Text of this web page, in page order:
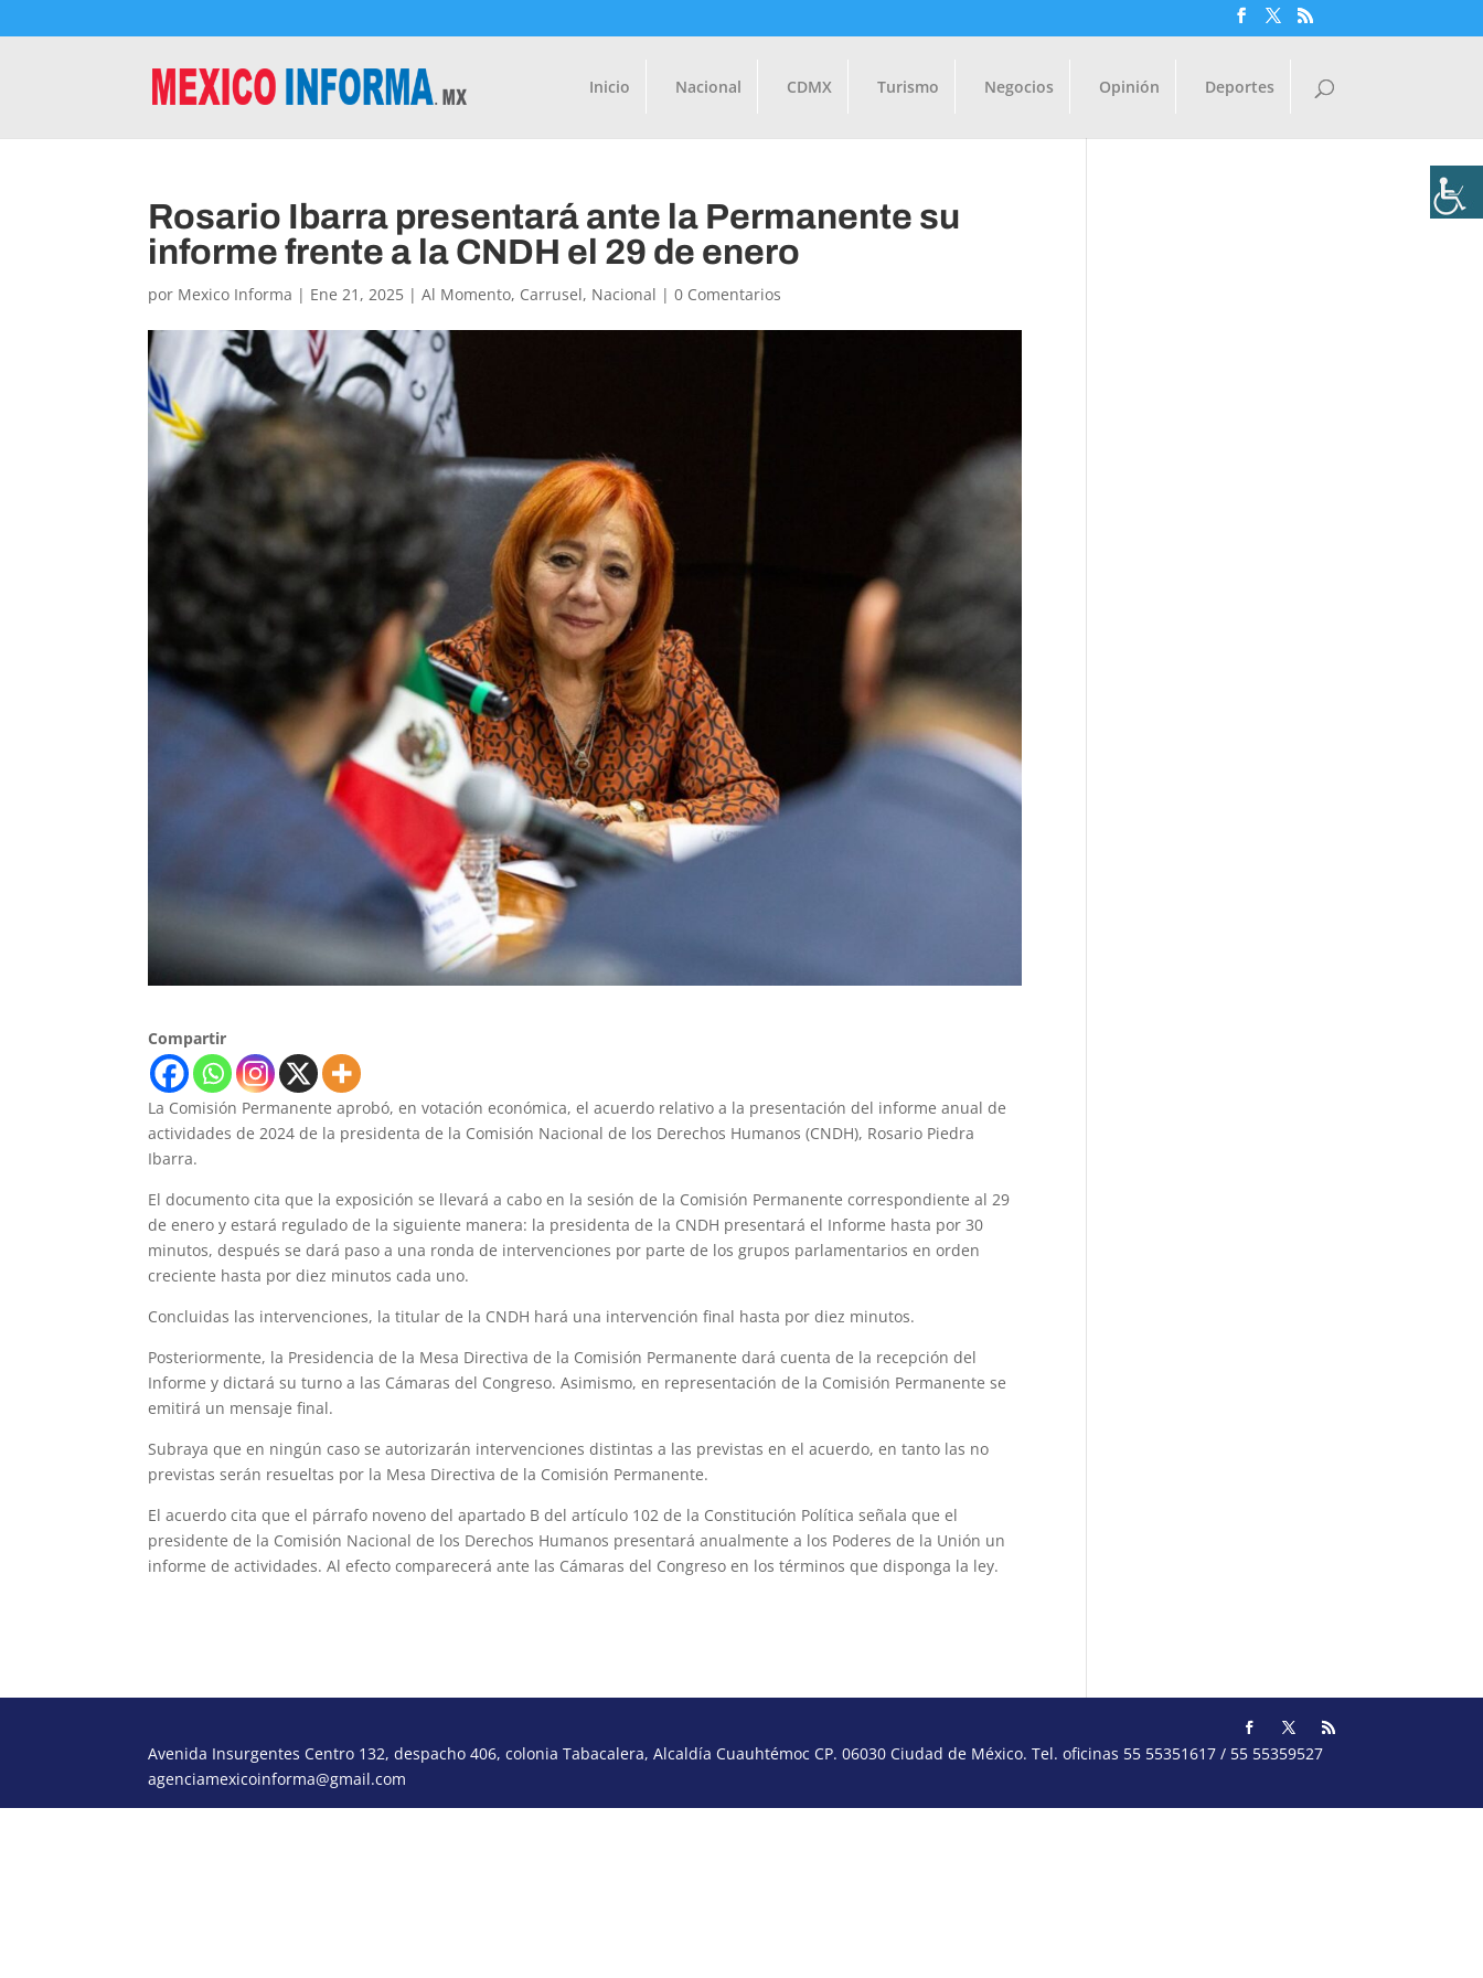
Inicio Nacional CDMX Turismo Negocios Opinión Deportes
Rosario Ibarra presentará ante la Permanente su
informe frente a la CNDH el 29 de enero
por Mexico Informa | Ene 21, 2025 |Al Momento, Carrusel, Nacional |0 Comentarios
Compartir
La Comisión Permanente aprobó, en votación económica, el acuerdo relativo a la presentación del informe anual de
actividades de 2024 de la presidenta de la Comisión Nacional de los Derechos Humanos (CNDH), Rosario Piedra
Ibarra.
El documento cita que la exposición se llevará a cabo en la sesión de la Comisión Permanente correspondiente al 29
de enero y estará regulado de la siguiente manera: la presidenta de la CNDH presentará el Informe hasta por 30
minutos, después se dará paso a una ronda de intervenciones por parte de los grupos parlamentarios en orden
creciente hasta por diez minutos cada uno.
Concluidas las intervenciones, la titular de la CNDH hará una intervención final hasta por diez minutos.
Posteriormente, la Presidencia de la Mesa Directiva de la Comisión Permanente dará cuenta de la recepción del
Informe y dictará su turno a las Cámaras del Congreso. Asimismo, en representación de la Comisión Permanente se
emitirá un mensaje final.
Subraya que en ningún caso se autorizarán intervenciones distintas a las previstas en el acuerdo, en tanto las no
previstas serán resueltas por la Mesa Directiva de la Comisión Permanente.
El acuerdo cita que el párrafo noveno del apartado B del artículo 102 de la Constitución Política señala que el
presidente de la Comisión Nacional de los Derechos Humanos presentará anualmente a los Poderes de la Unión un
informe de actividades. Al efecto comparecerá ante las Cámaras del Congreso en los términos que disponga la ley.
Avenida Insurgentes Centro 132, despacho 406, colonia Tabacalera, Alcaldía Cuauhtémoc CP. 06030 Ciudad de México. Tel. oficinas 55 55351617 / 55 55359527
agenciamexicoinforma@gmail.com